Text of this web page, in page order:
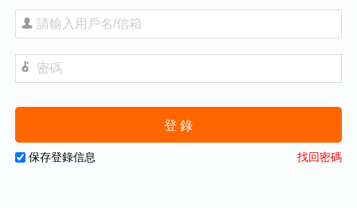
保存登錄信息 找回密碼